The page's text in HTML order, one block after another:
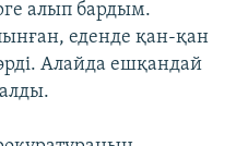
алып бардым.
еденде қан-қан
Алайда ешқандай